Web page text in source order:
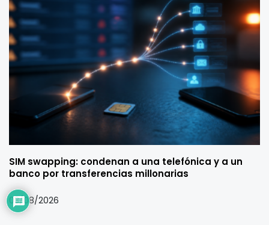
SIM swapping: condenan a una telefónica y a un
banco por transferencias millonarias
03/08/2026